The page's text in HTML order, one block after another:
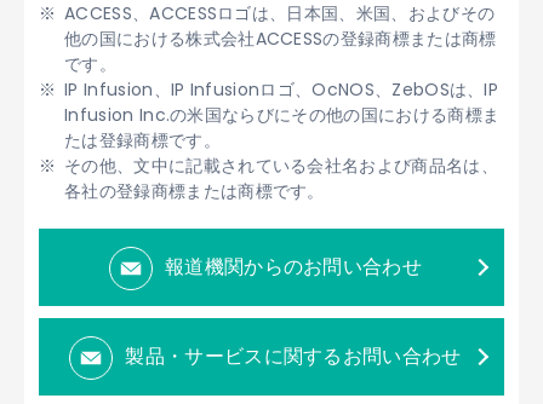
ACCESS、ACCESSロゴは、日本国、米国、およびその
他の国における株式会社ACCESSの登録商標または商標
です。
IP Infusion、IP Infusionロゴ、OcNOS、ZebOSは、IP
Infusion Inc.の米国ならびにその他の国における商標ま
たは登録商標です。
その他、文中に記載されている会社名および商品名は、
各社の登録商標または商標です。
報道機関からのお問い合わせ
製品・サービスに関するお問い合わせ